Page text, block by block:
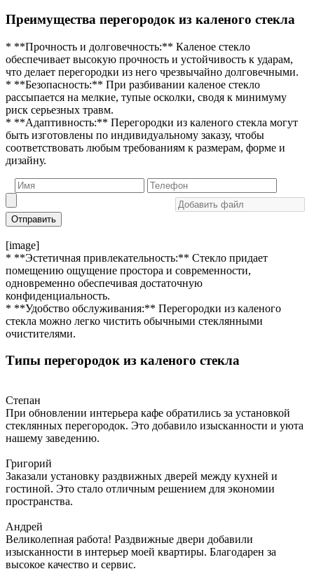
Преимущества перегородок из каленого стекла
* **Прочность и долговечность:** Каленое стекло
обеспечивает высокую прочность и устойчивость к ударам,
что делает перегородки из него чрезвычайно долговечными.
* **Безопасность:** При разбивании каленое стекло
рассыпается на мелкие, тупые осколки, сводя к минимуму
риск серьезных травм.
* **Адаптивность:** Перегородки из каленого стекла могут
быть изготовлены по индивидуальному заказу, чтобы
соответствовать любым требованиям к размерам, форме и
дизайну.
Отправить
[image]
* **Эстетичная привлекательность:** Стекло придает
помещению ощущение простора и современности,
одновременно обеспечивая достаточную
конфиденциальность.
* **Удобство обслуживания:** Перегородки из каленого
стекла можно легко чистить обычными стеклянными
очистителями.
Типы перегородок из каленого стекла
Степан
При обновлении интерьера кафе обратились за установкой
стеклянных перегородок. Это добавило изысканности и уюта
нашему заведению.
Григорий
Заказали установку раздвижных дверей между кухней и
гостиной. Это стало отличным решением для экономии
пространства.
Андрей
Великолепная работа! Раздвижные двери добавили
изысканности в интерьер моей квартиры. Благодарен за
высокое качество и сервис.